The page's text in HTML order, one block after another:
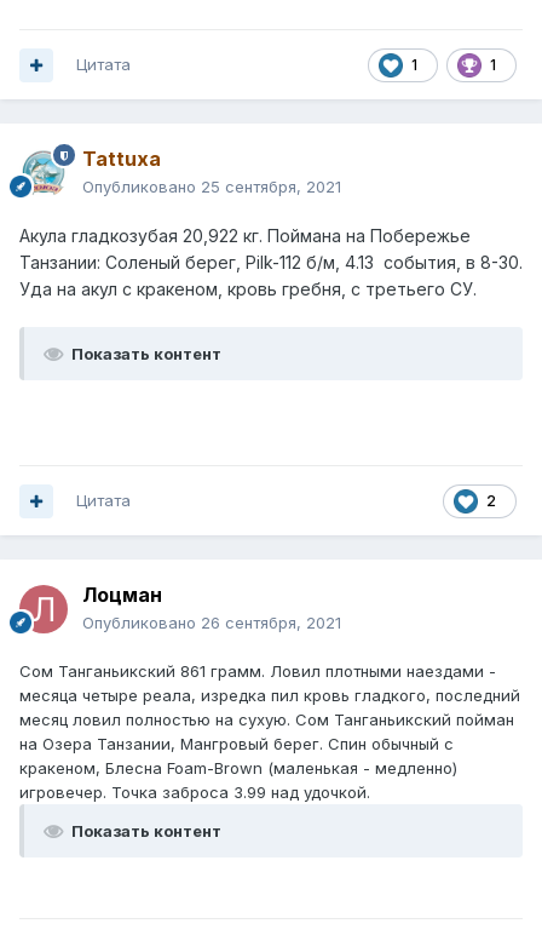
1 1
Цитата
Tattuxa
Опубликовано 25 сентября, 2021
Акула гладкозубая 20,922 кг. Поймана на Побережье
Танзании: Соленый берег, Pilk-112 б/м, 4.13 события, в 8-30.
Уда на акул с кракеном, кровь гребня, с третьего СУ.
Показать контент
2
Цитата
Лоцман
Опубликовано 26 сентября, 2021
Сом Танганьикский 861 грамм. Ловил плотными наездами -
месяца четыре реала, изредка пил кровь гладкого, последний
месяц ловил полностью на сухую. Сом Танганьикский пойман
на Озера Танзании, Мангровый берег. Спин обычный с
кракеном, Блесна Foam-Brown (маленькая - медленно)
игровечер. Точка заброса 3.99 над удочкой.
Показать контент